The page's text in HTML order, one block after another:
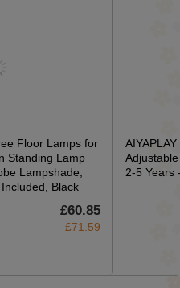
Floor Lamps for
Standing Lamp
Lampshade,
Black
£60.85
£71.59
2-5 Years